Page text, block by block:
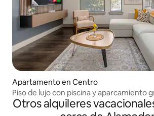
Apartamento en Centro
Piso de lujo con piscina y aparcamiento
paseo fluvial
Otros alquileres